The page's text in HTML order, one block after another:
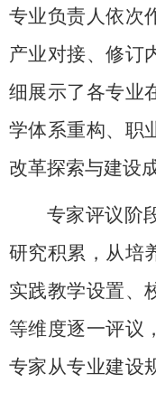
专业负责人依次
产业对接、修订
细展示了各专业
学体系重构、职
改革探索与建设
专家评议阶
研究积累，从培
实践教学设置、
等维度逐一评议
专家从专业建设